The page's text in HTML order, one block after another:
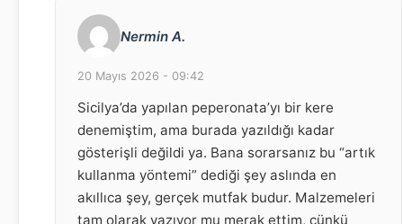
Nermin A.
20 Mayıs 2026 - 09:42
Sicilya’da yapılan peperonata’yı bir kere
denemiştim, ama burada yazıldığı kadar
gösterişli değildi ya. Bana sorarsanız bu “artık
kullanma yöntemi” dediği şey aslında en
akıllıca şey, gerçek mutfak budur. Malzemeleri
tam olarak yazıyor mu merak ettim, çünkü